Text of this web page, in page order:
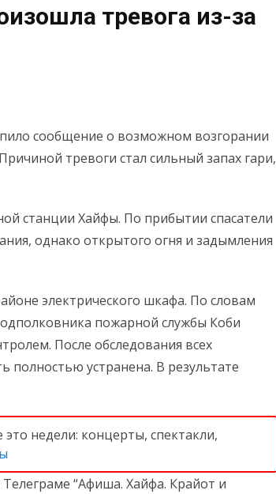
тревога из-за
сообщение о возможном возгорании
тревоги стал сильный запах гари,
станции Хайфы. По прибытии спасатели
однако открытого огня и задымления
электрического шкафа. По словам
пожарной службы Коби
После обследования всех
устранена. В результате
недели: концерты, спектакли,
“Афиша. Хайфа. Крайот и